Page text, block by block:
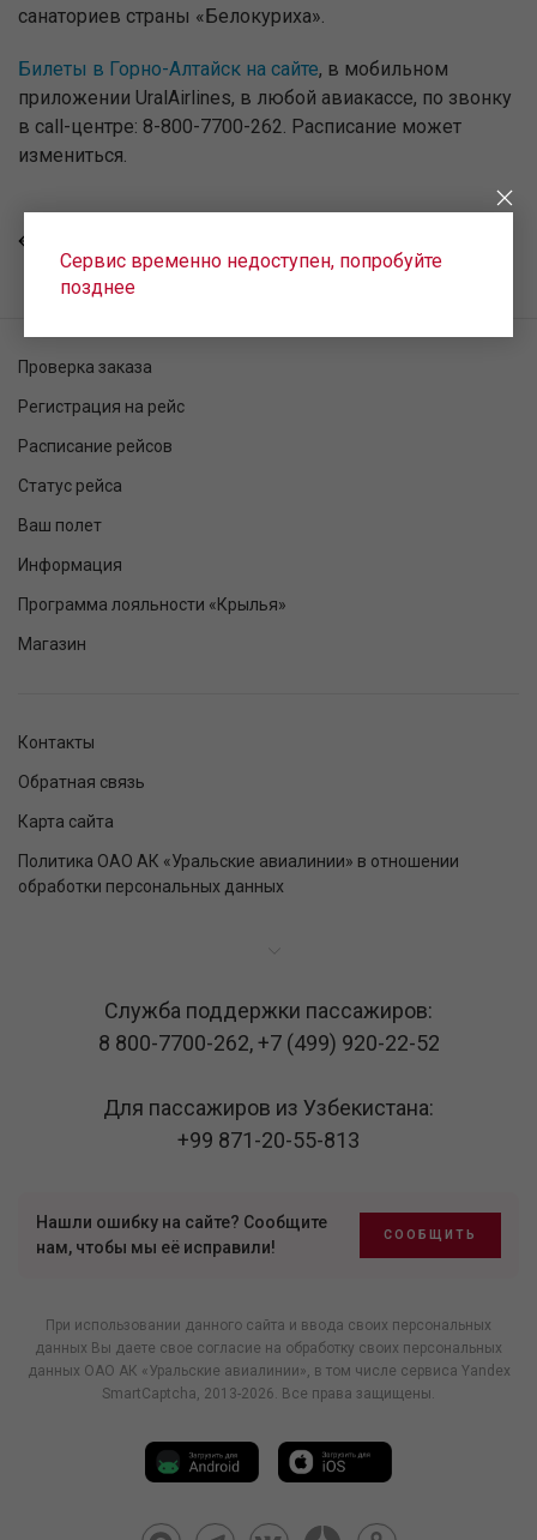
санаториев страны «Белокуриха».
Билеты в Горно-Алтайск на сайте, в мобильном
приложении UralAirlines, в любой авиакассе, по звонку
в call-центре: 8-800-7700-262. Расписание может
измениться.
Сервис временно недоступен, попробуйте
позднее
Проверка заказа
Регистрация на рейс
Расписание рейсов
Статус рейса
Ваш полет
Информация
Программа лояльности «Крылья»
Магазин
Контакты
Обратная связь
Карта сайта
Политика ОАО АК «Уральские авиалинии» в отношении
обработки персональных данных
Служба поддержки пассажиров:
8 800-7700-262,+7 (499) 920-22-52
Для пассажиров из Узбекистана:
+99 871-20-55-813
Нашли ошибку на сайте? Сообщите
нам, чтобы мы её исправили!
СООБЩИТЬ
При использовании данного сайта и ввода своих персональных
данных Вы даете свое согласие на обработку своих персональных
данных ОАО АК «Уральские авиалинии», в том числе сервиса Yandex
SmartCaptcha, 2013-2026. Все права защищены.